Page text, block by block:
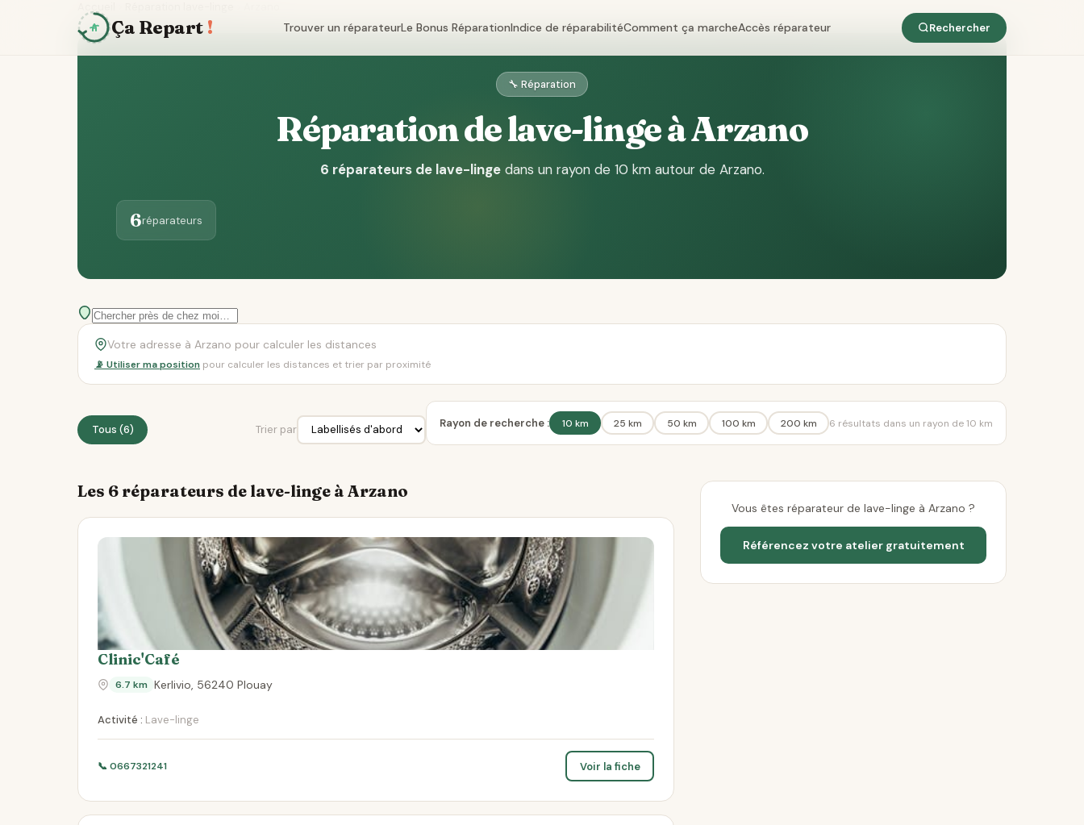
Ça Repart ! Trouver un réparateurLe Bonus RéparationIndice de réparabilitéComment ça marcheAccès réparateur Rechercher
🔧 Réparation
Réparation de lave-linge à Arzano
6 réparateurs de lave-lingedans un rayon de 10 km autour de Arzano.
6réparateurs
📡 Utiliser ma position pour calculer les distances et trier par proximité
Tous (6) Trier par Rayon de recherche : 10 km 25 km 50 km 100 km 200 km 6 résultats dans un rayon de 10 km
Les 6 réparateurs de lave-linge à Arzano
Clinic'Café
6.7 km Kerlivio, 56240 Plouay
Activité : Lave-linge
📞 0667321241 Voir la fiche
Vous êtes réparateur de lave-linge à Arzano ?
Référencez votre atelier gratuitement